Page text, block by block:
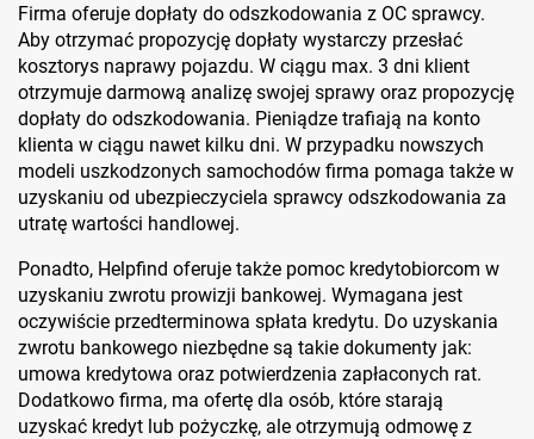
Firma oferuje dopłaty do odszkodowania z OC sprawcy.
Aby otrzymać propozycję dopłaty wystarczy przesłać
kosztorys naprawy pojazdu. W ciągu max. 3 dni klient
otrzymuje darmową analizę swojej sprawy oraz propozycję
dopłaty do odszkodowania. Pieniądze trafiają na konto
klienta w ciągu nawet kilku dni. W przypadku nowszych
modeli uszkodzonych samochodów firma pomaga także w
uzyskaniu od ubezpieczyciela sprawcy odszkodowania za
utratę wartości handlowej.
Ponadto, Helpfind oferuje także pomoc kredytobiorcom w
uzyskaniu zwrotu prowizji bankowej. Wymagana jest
oczywiście przedterminowa spłata kredytu. Do uzyskania
zwrotu bankowego niezbędne są takie dokumenty jak:
umowa kredytowa oraz potwierdzenia zapłaconych rat.
Dodatkowo firma, ma ofertę dla osób, które starają
uzyskać kredyt lub pożyczkę, ale otrzymują odmowę z